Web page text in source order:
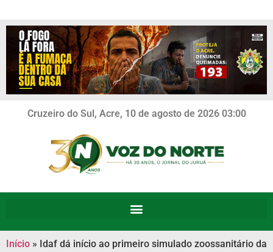
Cruzeiro do Sul, Acre, 10 de agosto de 2026 03:00
Início » Idaf dá início ao primeiro simulado zoossanitário da